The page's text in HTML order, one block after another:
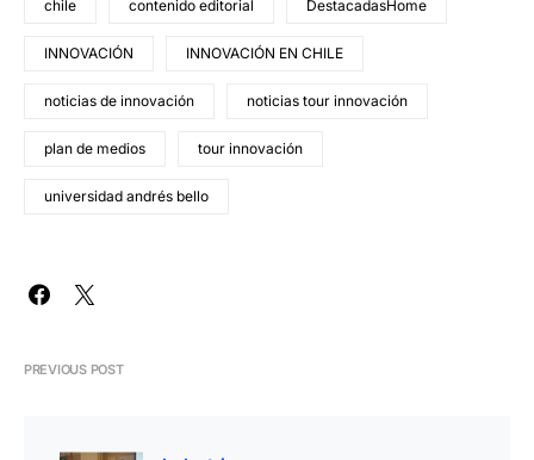
chile contenido editorial DestacadasHome
INNOVACIÓN INNOVACIÓN EN CHILE
noticias de innovación noticias tour innovación
plan de medios tour innovación
universidad andrés bello
PREVIOUS POST